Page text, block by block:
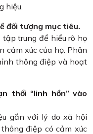
hiệu.
đối tượng mục tiêu.
trung để hiểu rõ họ
cảm xúc của họ. Phân
thông điệp và hoạt
thổi “linh hồn” vào
gắn với lý do xã hội
điệp có cảm xúc